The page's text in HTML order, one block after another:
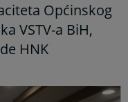
Općinskog
VSTV-a BiH,
HNK